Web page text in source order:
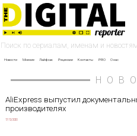
Новости Мнение Лайфхак Рецензии Контакты PRO О нас
AliExpress выпустил
производителях
17/12/2020